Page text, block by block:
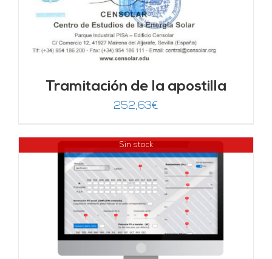
Tramitación de la apostilla
252,63€
Sin stock